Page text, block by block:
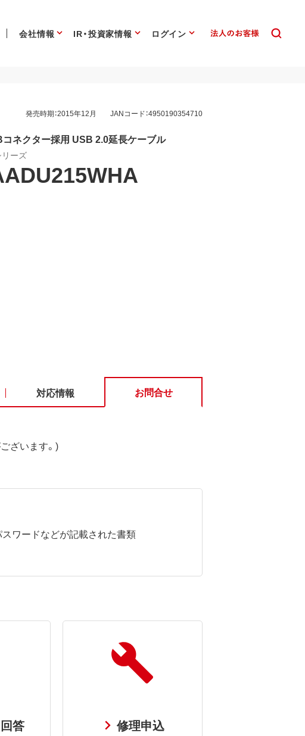
会社情報 IR・投資家情報 ログイン
発売時期：2015年12月 JANコード：4950190354710
ネクター採用 USB 2.0延長ケーブル
ーズ
対応情報 お問合せ
ざいます。)
ワードなどが記載された書類
答 修理申込